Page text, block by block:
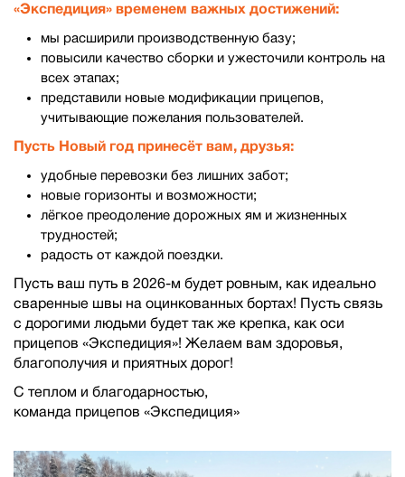
«Экспедиция» временем важных достижений:
мы расширили производственную базу;
повысили качество сборки и ужесточили контроль на
всех этапах;
представили новые модификации прицепов,
учитывающие пожелания пользователей.
Пусть Новый год принесёт вам, друзья:
удобные перевозки без лишних забот;
новые горизонты и возможности;
лёгкое преодоление дорожных ям и жизненных
трудностей;
радость от каждой поездки.
Пусть ваш путь в 2026-м будет ровным, как идеально
сваренные швы на оцинкованных бортах! Пусть связь
с дорогими людьми будет так же крепка, как оси
прицепов «Экспедиция»! Желаем вам здоровья,
благополучия и приятных дорог!
С теплом и благодарностью,
команда прицепов «Экспедиция»